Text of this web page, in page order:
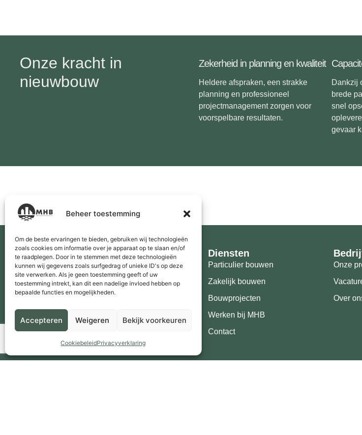
Beheer toestemming
Om de beste ervaringen te bieden, gebruiken wij technologieën
zoals cookies om informatie over je apparaat op te slaan en/of
te raadplegen. Door in te stemmen met deze technologieën
kunnen wij gegevens zoals surfgedrag of unieke ID's op deze
site verwerken. Als je geen toestemming geeft of uw
toestemming intrekt, kan dit een nadelige invloed hebben op
bepaalde functies en mogelijkheden.
Accepteren Weigeren Bekijk voorkeuren
CookiebeleidPrivacyverklaring
Onze kracht in
nieuwbouw
Zekerheid in planning en kwaliteit
Heldere afspraken, een strakke
planning en professioneel
projectmanagement zorgen voor
voorspelbare resultaten.
Dankzij
brede
snel
gevaar
MHB Vastgoedprojecten B.V.
Opwettenseweg 77c
5672AG Nuenen
+31 6 12929124
Info@mhbvastgoed.nl
Diensten
Particulier bouwen
Zakelijk bouwen
Bouwprojecten
Werken bij MHB
Contact
Onze
Over